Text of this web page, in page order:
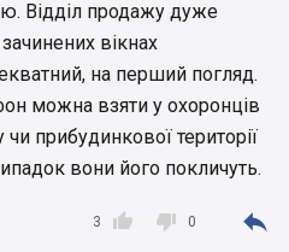
Відділ продажу дуже
вікнах
на перший погляд.
можна взяти у охоронців
прибудинкової території
вони його покличуть.

3  0 